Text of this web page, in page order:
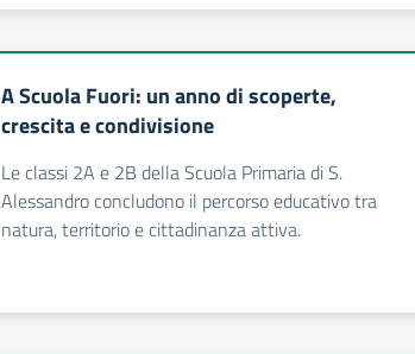
A Scuola Fuori: un anno di scoperte,
crescita e condivisione
Le classi 2A e 2B della Scuola Primaria di S.
Alessandro concludono il percorso educativo tra
natura, territorio e cittadinanza attiva.